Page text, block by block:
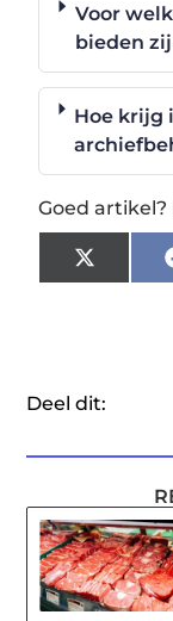
Voor
bieden
Hoe krijg
Goed
X
Deel dit: